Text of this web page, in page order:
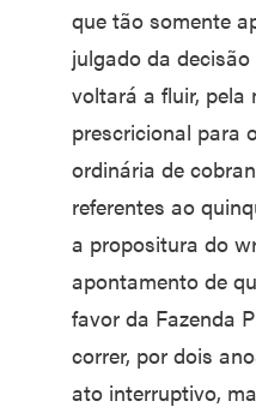
que tão somente
julgado da
voltará a fluir, pela
prescricional para
ordinária de
referentes ao
a propositura do
apontamento de
favor da Fazenda
correr, por dois
ato interruptivo,